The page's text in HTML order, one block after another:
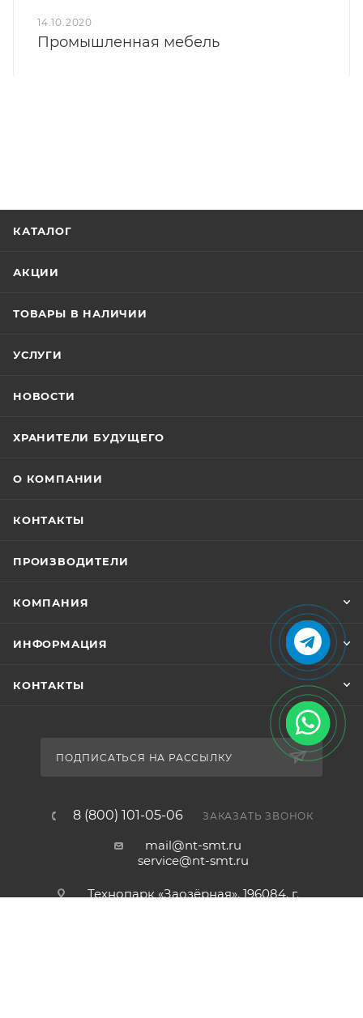
14.10.2020
Промышленная мебель
КАТАЛОГ
АКЦИИ
ТОВАРЫ В НАЛИЧИИ
УСЛУГИ
НОВОСТИ
ХРАНИТЕЛИ БУДУЩЕГО
О КОМПАНИИ
КОНТАКТЫ
ПРОИЗВОДИТЕЛИ
КОМПАНИЯ
ИНФОРМАЦИЯ
КОНТАКТЫ
ПОДПИСАТЬСЯ НА РАССЫЛКУ
8 (800) 101-05-06 ЗАКАЗАТЬ ЗВОНОК
mail@nt-smt.ru
service@nt-smt.ru
Технопарк «Заозёрная», 196084, г.